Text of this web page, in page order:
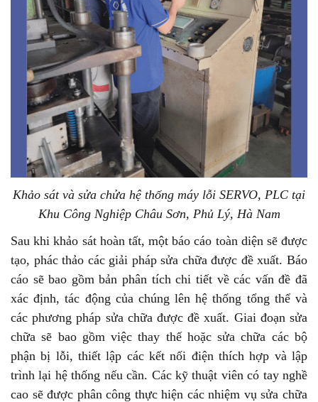
Khảo sát và sửa chửa hệ thống máy lỗi SERVO, PLC tại
Khu Công Nghiệp Châu Sơn, Phủ Lý, Hà Nam
Sau khi khảo sát hoàn tất, một báo cáo toàn diện sẽ được
tạo, phác thảo các giải pháp sửa chữa được đề xuất. Báo
cáo sẽ bao gồm bản phân tích chi tiết về các vấn đề đã
xác định, tác động của chúng lên hệ thống tổng thể và
các phương pháp sửa chữa được đề xuất. Giai đoạn sửa
chữa sẽ bao gồm việc thay thế hoặc sửa chữa các bộ
phận bị lỗi, thiết lập các kết nối điện thích hợp và lập
trình lại hệ thống nếu cần. Các kỹ thuật viên có tay nghề
cao sẽ được phân công thực hiện các nhiệm vụ sửa chữa